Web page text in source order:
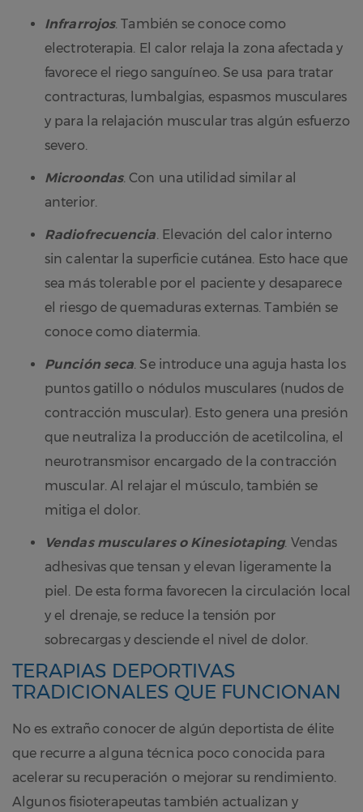
Infrarrojos. También se conoce como
electroterapia. El calor relaja la zona afectada y
favorece el riego sanguíneo. Se usa para tratar
contracturas, lumbalgias, espasmos musculares
y para la relajación muscular tras algún esfuerzo
severo.
Microondas. Con una utilidad similar al
anterior.
Radiofrecuencia . Elevación del calor interno
sin calentar la superficie cutánea. Esto hace que
sea más tolerable por el paciente y desaparece
el riesgo de quemaduras externas. También se
conoce como diatermia.
Punción seca . Se introduce una aguja hasta los
puntos gatillo o nódulos musculares (nudos de
contracción muscular). Esto genera una presión
que neutraliza la producción de acetilcolina, el
neurotransmisor encargado de la contracción
muscular. Al relajar el músculo, también se
mitiga el dolor.
Vendas musculares o Kinesiotaping. Vendas
adhesivas que tensan y elevan ligeramente la
piel. De esta forma favorecen la circulación local
y el drenaje, se reduce la tensión por
sobrecargas y desciende el nivel de dolor.
TERAPIAS DEPORTIVAS
TRADICIONALES QUE FUNCIONAN
No es extraño conocer de algún deportista de élite
que recurre a alguna técnica poco conocida para
acelerar su recuperación o mejorar su rendimiento.
Algunos fisioterapeutas también actualizan y